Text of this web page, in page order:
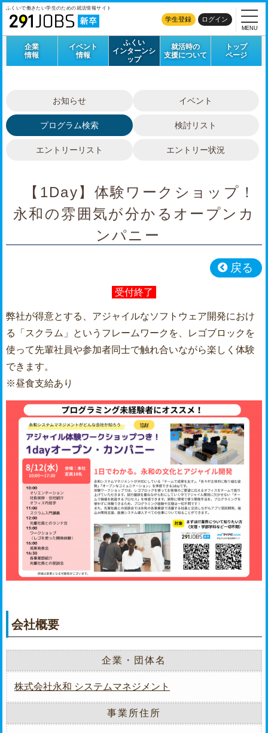
ふくいで働きたい学生のための就活情報サイト
学生登録 ログイン
企業
情報
イベント
情報
ふくい
インターンシ
ップ
就活時の
支援について
トップ
ページ
MENU
お知らせ イベント
プログラム検索 検討リスト
エントリーリスト エントリー状況
【1Day】体験ワークショップ！
永和の雰囲気が分かるオープンカ
ンパニー
戻る
受付終了
弊社が得意とする、アジャイルなソフトウェア開発におけ
る「スクラム」というフレームワークを、レゴブロックを
使って先輩社員や参加者同士で触れ合いながら楽しく体験
できます。
※昼食支給あり
会社概要
企業・団体名
株式会社永和 システムマネジメント
事業所住所